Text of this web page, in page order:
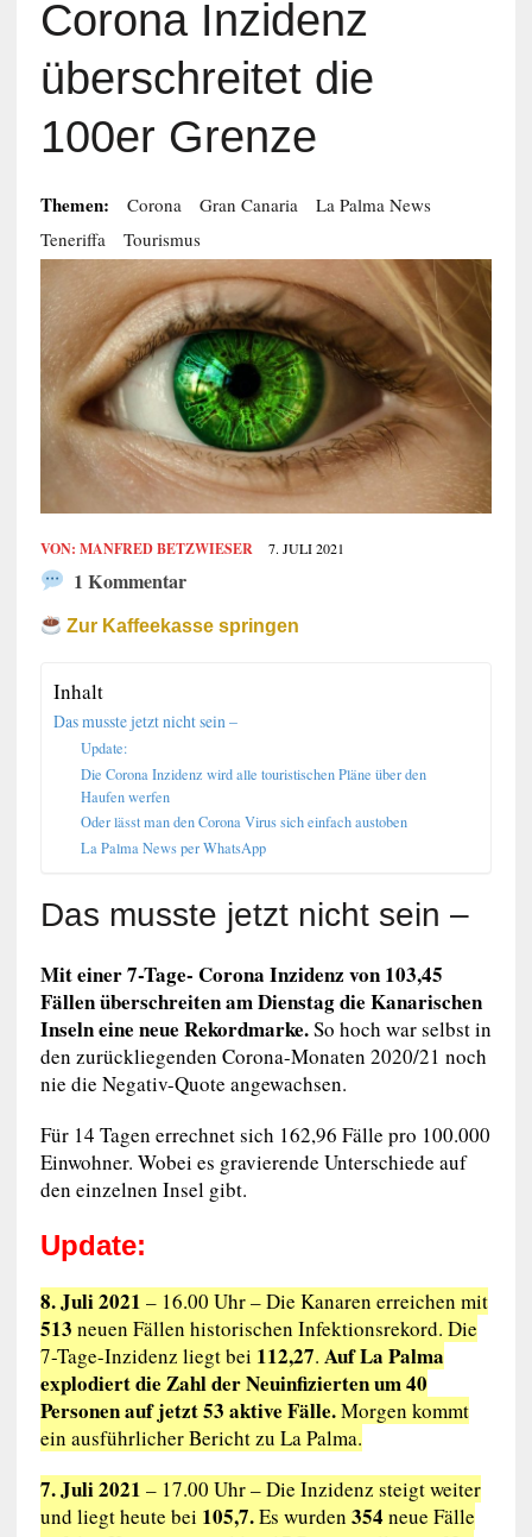
Corona Inzidenz
überschreitet die
100er Grenze
Themen: Corona Gran Canaria
La Palma News
Teneriffa
Tourismus
VON: MANFRED BETZWIESER 7. JULI 2021
1 Kommentar
Zur Kaffeekasse springen
Inhalt
Das musste jetzt nicht sein –
Update:
Die Corona Inzidenz wird alle touristischen Pläne über den
Haufen werfen
Oder lässt man den Corona Virus sich einfach austoben
La Palma News per WhatsApp
Das musste jetzt nicht sein –
Mit einer 7-Tage- Corona Inzidenz von 103,45
Fällen überschreiten am Dienstag die Kanarischen
Inseln eine neue Rekordmarke.So hoch war selbst in
den zurückliegenden Corona-Monaten 2020/21 noch
nie die Negativ-Quote angewachsen.
Für 14 Tagen errechnet sich 162,96 Fälle pro 100.000
Einwohner. Wobei es gravierende Unterschiede auf
den einzelnen Insel gibt.
Update:
8. Juli 2021 – 16.00 Uhr – Die Kanaren erreichen mit
513 neuen Fällen historischen Infektionsrekord. Die
7-Tage-Inzidenz liegt bei 112,27. Auf La Palma
explodiert die Zahl der Neuinfizierten um 40
Personen auf jetzt 53 aktive Fälle.Morgen kommt
ein ausführlicher Bericht zu La Palma.
7. Juli 2021 – 17.00 Uhr – Die Inzidenz steigt weiter
und liegt heute bei 105,7.Es wurden 354 neue Fälle